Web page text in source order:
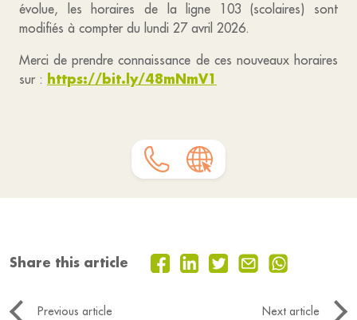
évolue, les horaires de la ligne 103 (scolaires) sont
modifiés à compter du lundi 27 avril 2026.
Merci de prendre connaissance de ces nouveaux horaires
sur : https://bit.ly/48mNmV1
Share this article
Previous article
Next article